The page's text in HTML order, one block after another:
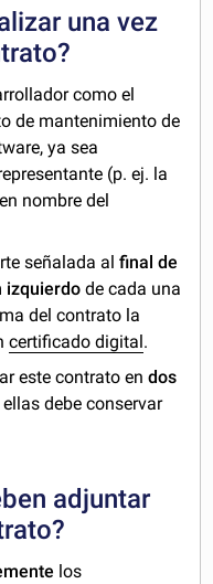
una vez
como el
de mantenimiento de
ya sea
(p. ej. la
nombre del
señalada alfinal de
izquierdo de cada una
del contrato la
certificado digital .
este contrato endos
debe conservar
adjuntar
los